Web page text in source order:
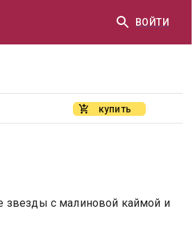
ВОЙТИ
купить
звезды с малиновой каймой и